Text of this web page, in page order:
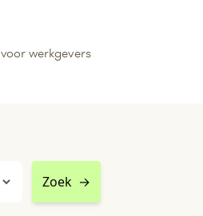
voor werkgevers
Zoek →